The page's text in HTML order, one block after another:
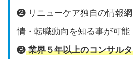
❷ リニューケア独自の情報
情・転職動向を知る事が可能
❸ 業界５年以上のコンサル